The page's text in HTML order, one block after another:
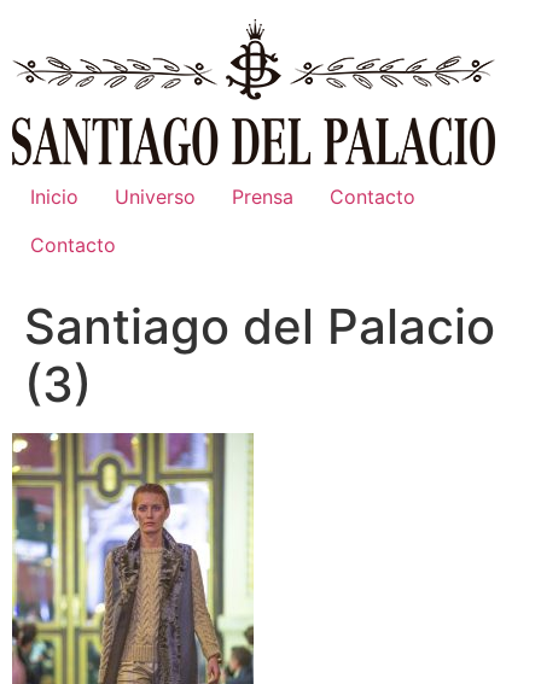
contenido
Inicio Universo Prensa
Contacto
Contacto
Santiago del Palacio
(3)